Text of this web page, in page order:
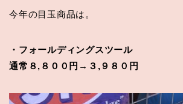
今年の目玉商品は。
・フォールディングスツール
通常８,８００円→３,９８０円